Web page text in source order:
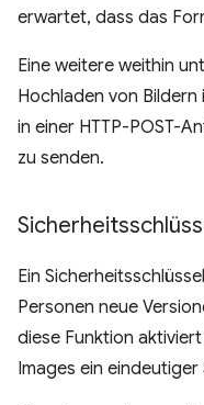
erwartet, dass das
Eine weitere weithin
Hochladen von
in einer HTTP-POST-
zu senden.
Ein
Personen neue
diese Funktion
Images ein